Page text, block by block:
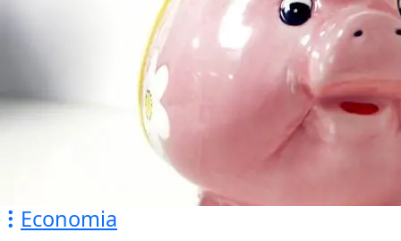
Economia